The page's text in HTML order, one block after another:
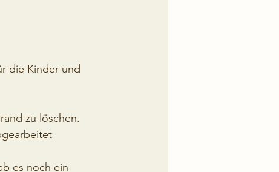
die Kinder und
zu löschen.
es noch ein